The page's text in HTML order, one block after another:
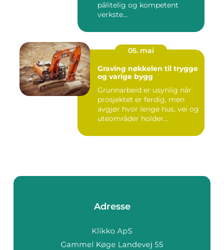
pålitelig og kompetent
verkste...
05. mai
Graving nøkkelen til trygge
og varige bygg
Grunnarbeid er usynlig når
prosjektet er ferdig, men
avgjør hvor lenge hus, vei og
uteområder holder...
Adresse